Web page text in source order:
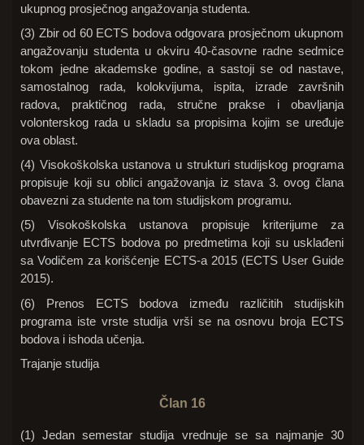
ukupnog prosječnog angažovanja studenta.
(3) Zbir od 60 ECTS bodova odgovara prosječnom ukupnom
angažovanju studenta u okviru 40-časovne radne sedmice
tokom jedne akademske godine, a sastoji se od nastave,
samostalnog rada, kolokvijuma, ispita, izrade završnih
radova, praktičnog rada, stručne prakse i obavljanja
volonterskog rada u skladu sa propisima kojim se uređuje
ova oblast.
(4) Visokoškolska ustanova u strukturi studijskog programa
propisuje koji su oblici angažovanja iz stava 3. ovog člana
obavezni za studente na tom studijskom programu.
(5) Visokoškolska ustanova propisuje kriterijume za
utvrđivanje ECTS bodova po predmetima koji su usklađeni
sa Vodičem za korišćenje ECTS-a 2015 (ECTS User Guide
2015).
(6) Prenos ECTS bodova između različitih studijskih
programa iste vrste studija vrši se na osnovu broja ECTS
bodova i ishoda učenja.
Trajanje studija
Član 16
(1) Jedan semestar studija vrednuje se sa najmanje 30